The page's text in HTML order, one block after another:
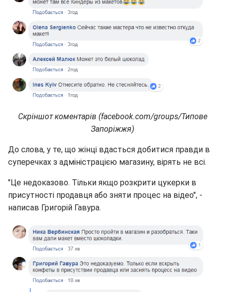
Скріншот коментарів (facebook.com/groups/Типове
Запоріжжя)
До слова, у те, що жінці вдасться добитися правди в
суперечках з адміністрацією магазину, вірять не всі.
"Це недоказово. Тільки якщо розкрити цукерки в
присутності продавця або зняти процес на відео", -
написав Григорій Гавура.